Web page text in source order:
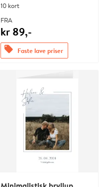
10 kort
FRA
kr 89,-
offers Faste lave priser